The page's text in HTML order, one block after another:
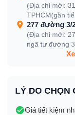
(Địa chỉ mới:
TPHCM(gần
277 đường 3/
(Địa chỉ mới:
ngã tư đường
LÝ DO CHỌN
Giá tiết kiệm